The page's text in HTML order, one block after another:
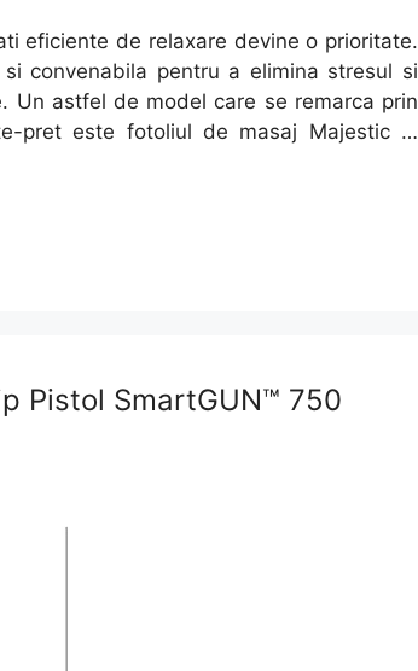
eficiente de relaxare devine o prioritate.
convenabila pentru a elimina stresul si
Un astfel de model care se remarca prin
pret este fotoliul de masaj Majestic …
Pistol SmartGUN™ 750